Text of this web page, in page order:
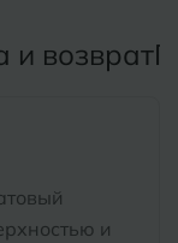
и возврат
и